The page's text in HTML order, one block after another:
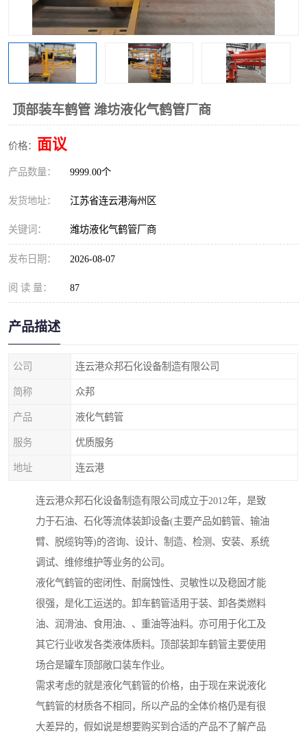
顶部装车鹤管 潍坊液化气鹤管厂商
价格： 面议
产品数量： 9999.00个
发货地址： 江苏省连云港海州区
关键词： 潍坊液化气鹤管厂商
发布日期： 2026-08-07
阅 读 量： 87
产品描述
公司 连云港众邦石化设备制造有限公司
简称 众邦
产品 液化气鹤管
服务 优质服务
地址 连云港
连云港众邦石化设备制造有限公司成立于2012年，是致
力于石油、石化等流体装卸设备(主要产品如鹤管、输油
臂、脱缆钩等)的咨询、设计、制造、检测、安装、系统
调试、维修维护等业务的公司。
液化气鹤管的密闭性、耐腐蚀性、灵敏性以及稳固才能
很强，是化工运送的。卸车鹤管适用于装、卸各类燃料
油、润滑油、食用油、、重油等油料。亦可用于化工及
其它行业收发各类液体质料。顶部装卸车鹤管主要使用
场合是罐车顶部敞口装车作业。
需求考虑的就是液化气鹤管的价格，由于现在来说液化
气鹤管的材质各不相同，所以产品的全体价格仍是有很
大差异的，假如说是想要购买到合适的产品不了解产品